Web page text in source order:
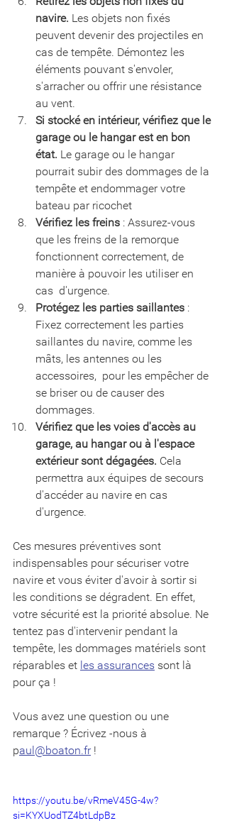
navire. Les objets non fixés
peuvent devenir des projectiles en
cas de tempête. Démontez les
éléments pouvant s'envoler,
s'arracher ou offrir une résistance
au vent.
Si stocké en intérieur, vérifiez que le
garage ou le hangar est en bon
état. Le garage ou le hangar
pourrait subir des dommages de la
tempête et endommager votre
bateau par ricochet
Vérifiez les freins : Assurez-vous
que les freins de la remorque
fonctionnent correctement, de
manière à pouvoir les utiliser en
cas  d'urgence.
Protégez les parties saillantes :
Fixez correctement les parties
saillantes du navire, comme les
mâts, les antennes ou les
accessoires,  pour les empêcher de
se briser ou de causer des
dommages.
Vérifiez que les voies d'accès au
garage, au hangar ou à l'espace
extérieur sont dégagées. Cela
permettra aux équipes de secours
d'accéder au navire en cas
d'urgence.
Ces mesures préventives sont
indispensables pour sécuriser votre
navire et vous éviter d'avoir à sortir si
les conditions se dégradent. En effet,
votre sécurité est la priorité absolue. Ne
tentez pas d'intervenir pendant la
tempête, les dommages matériels sont
réparables et les assurances sont là
pour ça !
Vous avez une question ou une
remarque ? Écrivez -nous à
paul@boaton.fr !
https://youtu.be/vRmeV45G-4w?
si=KYXUodTZ4btLdpBz